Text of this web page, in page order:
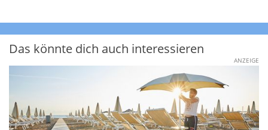
Das könnte dich auch interessieren
ANZEIGE